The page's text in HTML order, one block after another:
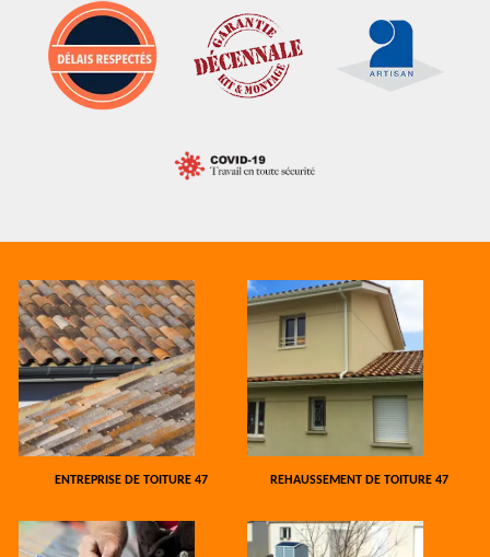
ENTREPRISE DE TOITURE 47 REHAUSSEMENT DE TOITURE 47